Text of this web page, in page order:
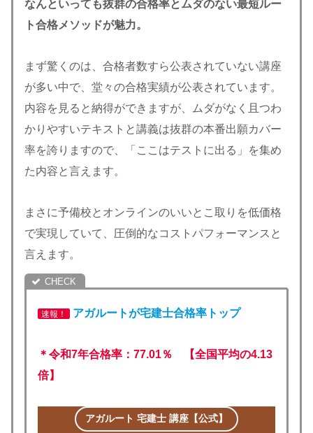
なんといっても抜群の合格率とムダのない最短ルー
ト合格メソッドが魅力。
まず驚くのは、合格者数すら公表されていない講座
が多い中で、堂々の合格実績が公表されています。
内容を見ると納得ができますが、ムダがなく且つわ
かりやすいテキストと講義は抜群の本番出願カバー
率を誇りますので、「ここはテストに出る」を集め
た内容と言えます。
まさに予備校とオンラインのいいとこ取りを低価格
で実現していて、圧倒的なコストパフォーマンスと
言えます。
速報！ アガルートが宅建士合格率 トップ
＊令和7年合格率：77.01％ 【全国平均の4.13
倍】
アガルート 宅建士 講座【公式】